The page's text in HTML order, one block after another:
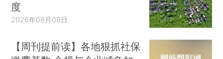
度
2026年08月08日
【周刊提前读】各地狠抓社保